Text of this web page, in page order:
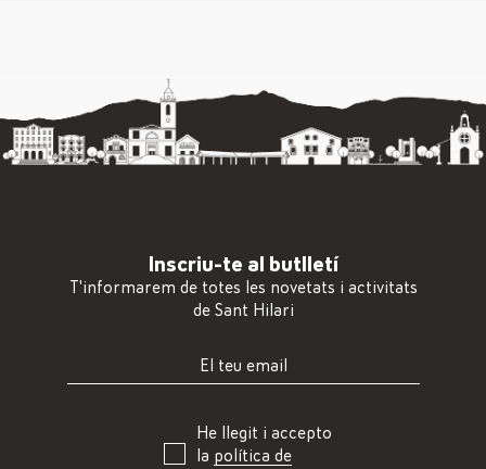
Inscriu-te al butlletí
T'informarem de totes les novetats i activitats
de Sant Hilari
He llegit i accepto
la política de